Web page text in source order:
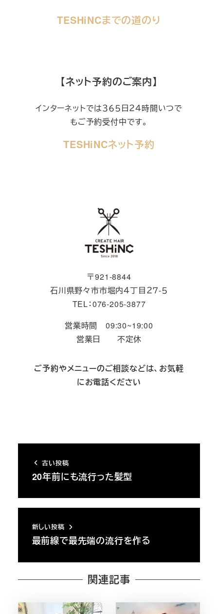
TESHiNCまでの道のり
【ネット予約のご案内】
インターネットでは３６５日２４時間いつで
もご予約受付中です。
TESHiNCネット予約
〒921-8844
石川県野々市市堀内４丁目２７-５
TEL：076-205-3877
営業時間 09:30~19:00
営業日 不定休
ご予約やメニューのご相談などは、お気軽
にお電話ください
古い投稿
20年前にも流行った髪型
新しい投稿
最前線で最先端の流行を作る
関連記事